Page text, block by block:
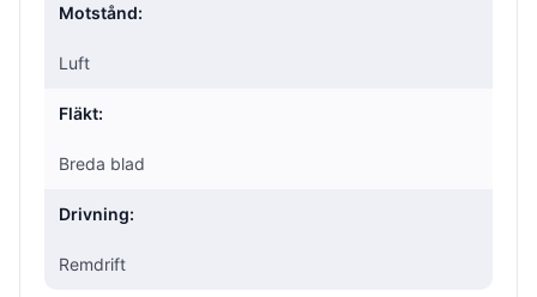
Motstånd:
Luft
Fläkt:
Breda blad
Drivning:
Remdrift